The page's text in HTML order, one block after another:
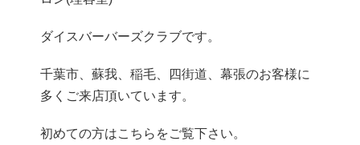
ダイスバーバーズクラブです。
千葉市、蘇我、稲毛、四街道、幕張のお客様に
多くご来店頂いています。
初めての方はこちらをご覧下さい。